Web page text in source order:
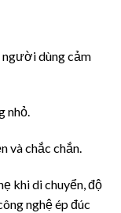
dùng cảm
nhỏ.
và chắc chắn.
khi di chuyển, độ
nghệ ép đúc